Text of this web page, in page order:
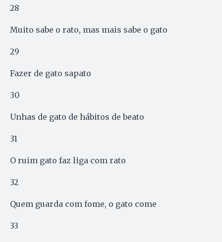
28
Muito sabe o rato, mas mais sabe o gato
29
Fazer de gato sapato
30
Unhas de gato de hábitos de beato
31
O ruim gato faz liga com rato
32
Quem guarda com fome, o gato come
33